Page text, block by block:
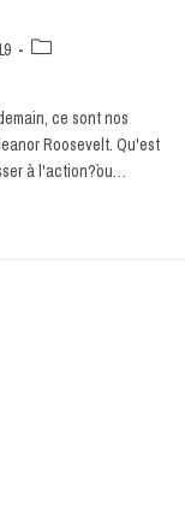
ce sont nos
Roosevelt. Qu'est
à l'action?`ou…